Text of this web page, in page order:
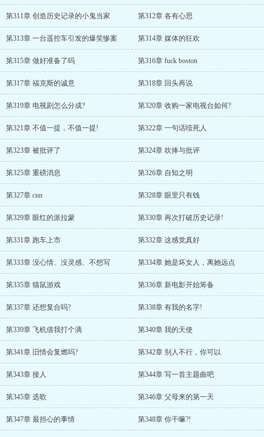
第311章 创造历史记录的小鬼当家 第312章 各有心思
第313章 一台遥控车引发的爆笑惨案 第314章 媒体的狂欢
第315章 做好准备了吗 第316章 fuck boston
第317章 福克斯的诚意 第318章 回头再说
第319章 电视剧怎么分成? 第320章 收购一家电视台如何?
第321章 不值一提，不值一提! 第322章 一句话噎死人
第323章 被批评了 第324章 吹捧与批评
第325章 重磅消息 第326章 自知之明
第327章 cnn 第328章 眼里只有钱
第329章 眼红的派拉蒙 第330章 再次打破历史记录!
第331章 跑车上市 第332章 这感觉真好
第333章 没心情、没灵感、不想写 第334章 她是坏女人，离她远点
第335章 猫鼠游戏 第336章 新电影开始筹备
第337章 还想复合吗? 第338章 有我的名字!
第339章 飞机借我打个滴 第340章 我的天使
第341章 旧情会复燃吗? 第342章 别人不行，你可以
第343章 接人 第344章 写一首主题曲吧
第345章 选歌 第346章 父母来的第一天
第347章 最担心的事情 第348章 你干嘛?!